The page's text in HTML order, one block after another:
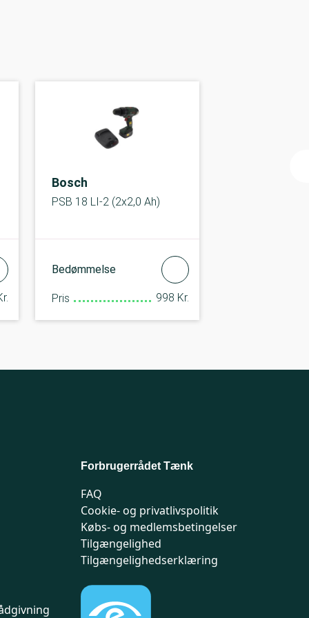
Bosch
PSB 18 LI-2 (2x2,0 Ah)
Bedømmelse
Pris 998 Kr.
Forbrugerrådet Tænk
FAQ
Cookie- og privatlivspolitik
Købs- og medlemsbetingelser
Tilgængelighed
Tilgængelighedserklæring